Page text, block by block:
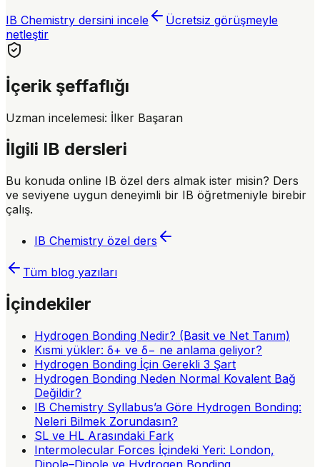
IB Chemistry dersini incele
Ücretsiz görüşmeyle
netleştir
İçerik şeffaflığı
Uzman incelemesi: İlker Başaran
İlgili IB dersleri
Bu konuda online IB özel ders almak ister misin? Ders
ve seviyene uygun deneyimli bir IB öğretmeniyle birebir
çalış.
IB Chemistry özel ders
Tüm blog yazıları
İçindekiler
Hydrogen Bonding Nedir? (Basit ve Net Tanım)
Kısmi yükler: δ+ ve δ− ne anlama geliyor?
Hydrogen Bonding İçin Gerekli 3 Şart
Hydrogen Bonding Neden Normal Kovalent Bağ
Değildir?
IB Chemistry Syllabus’a Göre Hydrogen Bonding:
Neleri Bilmek Zorundasın?
SL ve HL Arasındaki Fark
Intermolecular Forces İçindeki Yeri: London,